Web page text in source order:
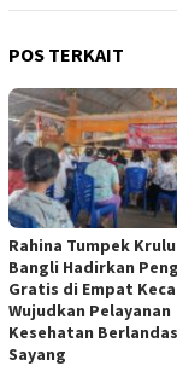
POS TERKAIT
Rahina Tumpek
Bangli Hadirkan
Gratis di Empat
Wujudkan Pelayanan
Kesehatan
Sayang